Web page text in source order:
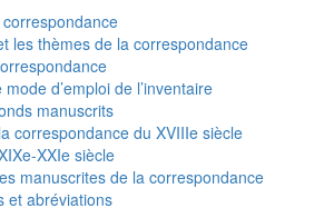
les thèmes de la correspondance
d’emploi de l’inventaire
manuscrits
correspondance du XVIIIe siècle
XXIe siècle
manuscrites de la correspondance
et abréviations